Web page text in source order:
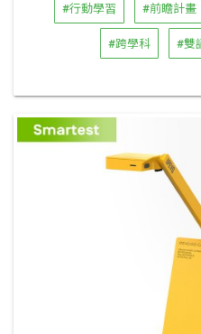
#行動學習 #前瞻計畫
#跨學科 #雙